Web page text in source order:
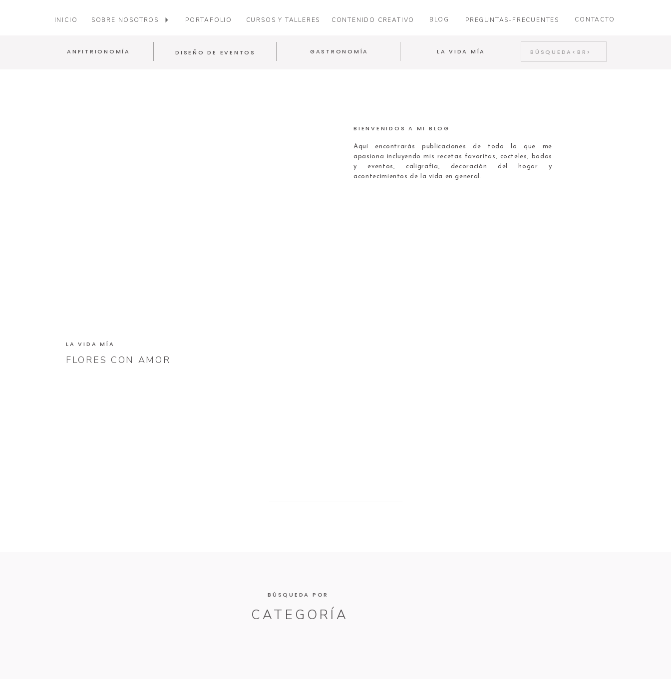
CONTACTO
PORTAFOLIO CONTENIDO CREATIVO BLOG PREGUNTAS-FRECUENTES
CURSOS Y TALLERES
SOBRE NOSOTROS
INICIO
ANFITRIONOMÍA GASTRONOMÍA LA VIDA MÍA
Search
DISEÑO DE EVENTOS
BIENVENIDOS A MI BLOG
Aquí encontrarás publicaciones de todo lo que me
apasiona incluyendo mis recetas favoritas, cocteles, bodas
y eventos, caligrafía, decoración del hogar y
acontecimientos de la vida en general.
FLORES CON AMOR
LA VIDA MÍA
CATEGORÍA
BÚSQUEDA POR